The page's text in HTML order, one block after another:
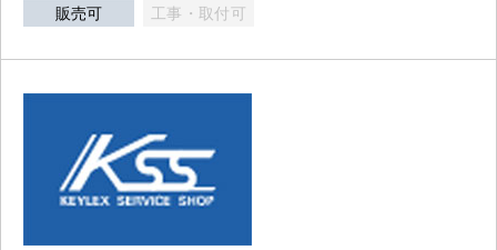
販売可 工事・取付可